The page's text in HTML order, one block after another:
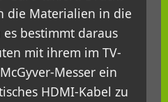
die Materialien in die
bestimmt daraus
mit ihrem im TV-
Messer ein
HDMI-Kabel zu